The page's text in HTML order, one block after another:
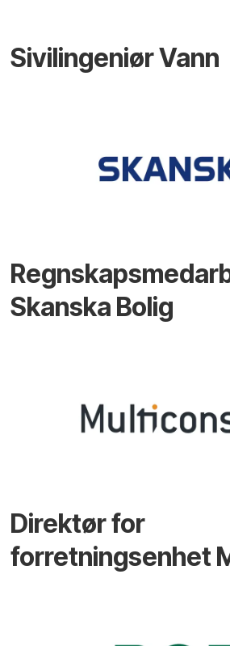
Sivilingeniør Vann
Skanska Bolig
Direktør for
forretningsenhet